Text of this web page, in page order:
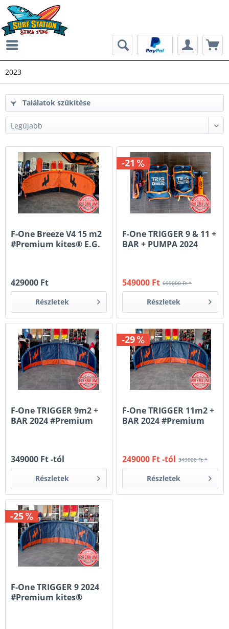
2023
Találatok szűkítése
F-One Breeze V4 15 m2
#Premium kites® E.G.
429000 Ft
Részletek
-21
F-One TRIGGER 9 & 11 +
BAR + PUMPA 2024
699000 Ft *
549000 Ft
Részletek
F-One TRIGGER 9m2 +
BAR 2024 #Premium
349000 Ft -tól
Részletek
-29
F-One TRIGGER 11m2 +
BAR 2024 #Premium
349000 Ft *
249000 Ft -tól
Részletek
-25
F-One TRIGGER 9 2024
#Premium kites®